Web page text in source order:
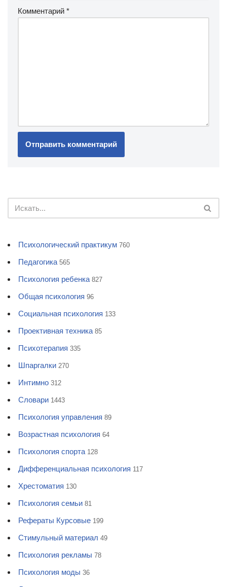
Комментарий *
Психологический практикум 760
Педагогика 565
Психология ребенка 827
Общая психология 96
Социальная психология 133
Проективная техника 85
Психотерапия 335
Шпаргалки 270
Интимно 312
Словари 1443
Психология управления 89
Возрастная психология 64
Психология спорта 128
Дифференциальная психология 117
Хрестоматия 130
Психология семьи 81
Рефераты Курсовые 199
Стимульный материал 49
Психология рекламы 78
Психология моды 36